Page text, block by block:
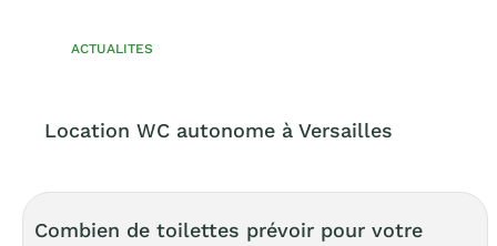
ACTUALITES
Location WC autonome à Versailles
Combien de toilettes prévoir pour votre